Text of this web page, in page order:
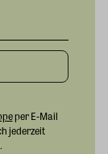
per E-Mail
jederzeit
.